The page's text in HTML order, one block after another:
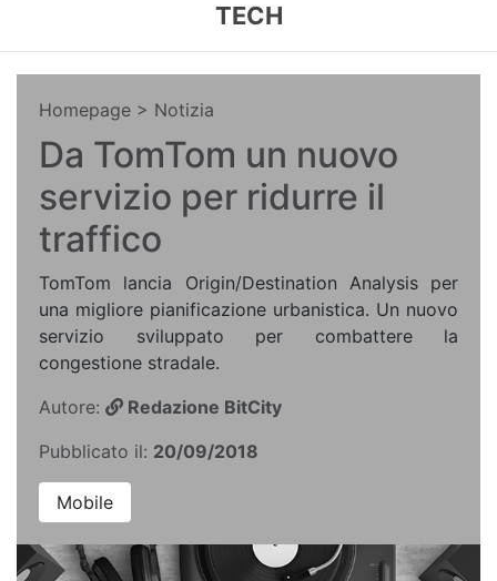
TECH
Homepage > Notizia
Da TomTom un nuovo
servizio per ridurre il
traffico
TomTom lancia Origin/Destination Analysis per
una migliore pianificazione urbanistica. Un nuovo
servizio sviluppato per combattere la
congestione stradale.
Autore:
Redazione BitCity
Pubblicato il: 20/09/2018
Mobile